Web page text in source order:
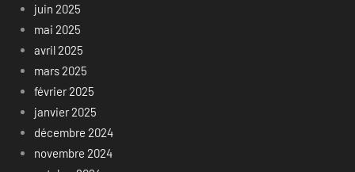
juin 2025
mai 2025
avril 2025
mars 2025
février 2025
janvier 2025
décembre 2024
novembre 2024